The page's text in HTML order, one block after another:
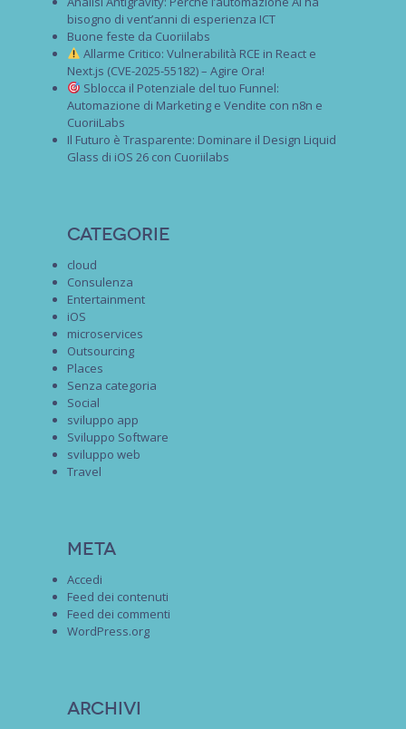
bisogno di vent’anni di esperienza ICT
Buone feste da Cuoriilabs
Allarme Critico: Vulnerabilità RCE in React e
Next.js (CVE-2025-55182) – Agire Ora!
Sblocca il Potenziale del tuo Funnel:
Automazione di Marketing e Vendite con n8n e
CuoriiLabs
Il Futuro è Trasparente: Dominare il Design Liquid
Glass di iOS 26 con Cuoriilabs
Categorie
cloud
Consulenza
Entertainment
iOS
microservices
Outsourcing
Places
Senza categoria
Social
sviluppo app
Sviluppo Software
sviluppo web
Travel
Meta
Accedi
Feed dei contenuti
Feed dei commenti
WordPress.org
Archivi